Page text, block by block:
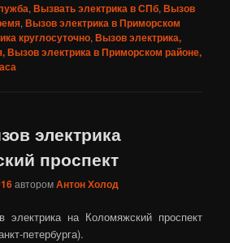
,Вызвать электрика в СПб,Вызов
,Вызов электрика в Приморском
круглосуточно,Вызов электрика,
Вызов электрика в Приморском районе,
электрика
проспект
авторомАнтон Холод
электрика на Коломяжский проспект
петербурга).